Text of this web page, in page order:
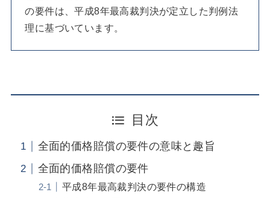
の要件は、平成8年最高裁判決が定立した判例法
理に基づいています。
目次
全面的価格賠償の要件の意味と趣旨
全面的価格賠償の要件
平成8年最高裁判決の要件の構造